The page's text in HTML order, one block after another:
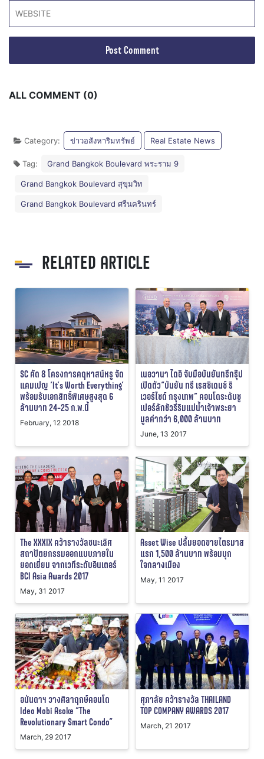
ALL COMMENT (0)
Category: ข่าวอสังหาริมทรัพย์ Real Estate News
Tag: Grand Bangkok Boulevard พระราม 9
Grand Bangkok Boulevard สุขุมวิท
Grand Bangkok Boulevard ศรีนครินทร์
RELATED ARTICLE
SC คัด 8 โครงการคฤหาสน์หรู จัด
แคมเปญ ‘It’s Worth Everything’
พร้อมรับเอกสิทธิ์พิเศษสูงสุด 6
ล้านบาท 24-25 ก.พ.นี้
February, 12 2018
เนอวานา ไดอิ จับมือบันยันทรีกรุ๊ป
เปิดตัว“บันยัน ทรี เรสซิเดนซ์ ริ
เวอร์ไซด์ กรุงเทพ” คอนโดระดับซู
เปอร์ลักชัวรีริมแม่น้ำเจ้าพระยา
มูลค่ากว่า 6,000 ล้านบาท
June, 13 2017
The XXXIX คว้ารางวัลชนะเลิศ
สถาปัตยกรรมออกแบบภายใน
ยอดเยี่ยม จากเวทีระดับอินเตอร์
BCI Asia Awards 2017
May, 31 2017
Asset Wise ปลื้มยอดขายไตรมาส
แรก 1,500 ล้านบาท พร้อมบุก
ใจกลางเมือง
May, 11 2017
อนันดาฯ วางศิลาฤกษ์คอนโด
Ideo Mobi Asoke “The
Revolutionary Smart Condo”
March, 29 2017
ศุภาลัย คว้ารางวัล THAILAND
TOP COMPANY AWARDS 2017
March, 21 2017